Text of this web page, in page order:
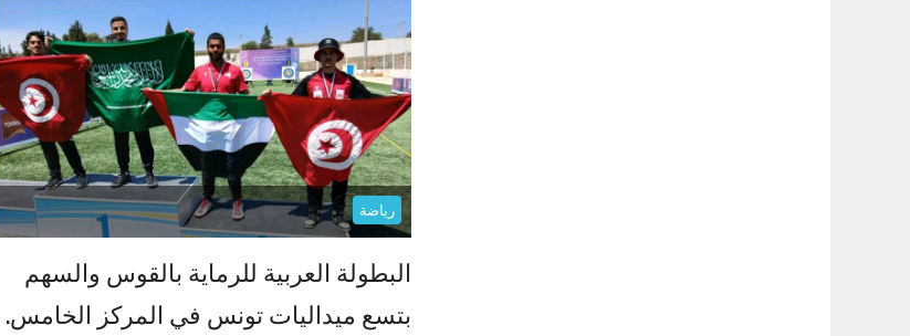
رياضة
البطولة العربية للرماية بالقوس والسهم
بتسع ميداليات تونس في المركز الخامس.